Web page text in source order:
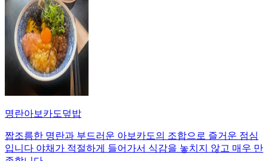
명란아보카도덮밥
짭조름한 명란과 부드러운 아보카도의 조합으로 즐거운 점심
입니다 야채가 적절하게 들어가서 식감을 놓치지 않고 매우 만